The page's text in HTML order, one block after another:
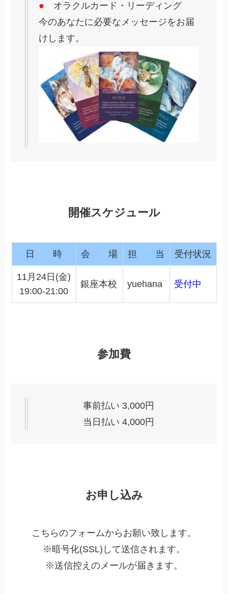
● オラクルカード・リーディング
今のあなたに必要なメッセージをお届
けします。
開催スケジュール
日 時 会 場 担 当 受付状況
11月24日(金)
19:00-21:00
銀座本校 yuehana 受付中
参加費
事前払い 3,000円
当日払い 4,000円
お申し込み
こちらのフォームからお願い致します。
※暗号化(SSL)して送信されます。
※送信控えのメールが届きます。